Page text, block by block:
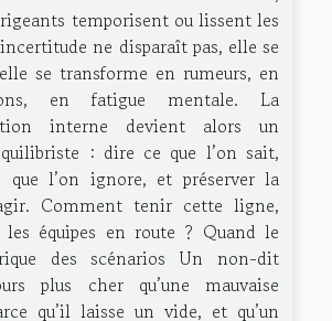
temporisent ou lissent les
ne disparaît pas, elle se
se transforme en rumeurs, en
en fatigue mentale. La
interne devient alors un
: dire ce que l’on sait,
que l’on ignore, et préserver la
Comment tenir cette ligne,
les équipes en route ? Quand le
des scénarios Un non-dit
plus cher qu’une mauvaise
qu’il laisse un vide, et qu’un